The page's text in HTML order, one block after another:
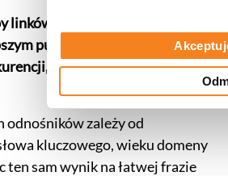
linków gwarantującej wejście
punktem odniesienia jest
którą chcesz wyprzedzić
odnośników zależy od
kluczowego, wieku domeny
ten sam wynik na łatwej frazie